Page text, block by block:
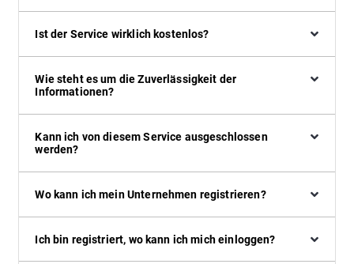
Ist der Service wirklich kostenlos?
Wie steht es um die Zuverlässigkeit der
Informationen?
Kann ich von diesem Service ausgeschlossen
werden?
Wo kann ich mein Unternehmen registrieren?
Ich bin registriert, wo kann ich mich einloggen?